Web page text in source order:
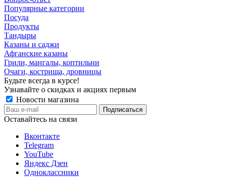
Популярные категории
Посуда
Продукты
Тандыры
Казаны и саджи
Афганские казаны
Грили, мангалы, коптильни
Очаги, кострища, дровницы
Будьте всегда в курсе!
Узнавайте о скидках и акциях первым
Новости магазина
Оставайтесь на связи
Вконтакте
Telegram
YouTube
Яндекс Дзен
Одноклассники